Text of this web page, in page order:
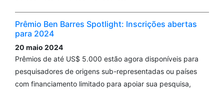
Prêmio Ben Barres Spotlight: Inscrições abertas
para 2024
20 maio 2024
Prêmios de até US$ 5.000 estão agora disponíveis para
pesquisadores de origens sub-representadas ou países
com financiamento limitado para apoiar sua pesquisa,